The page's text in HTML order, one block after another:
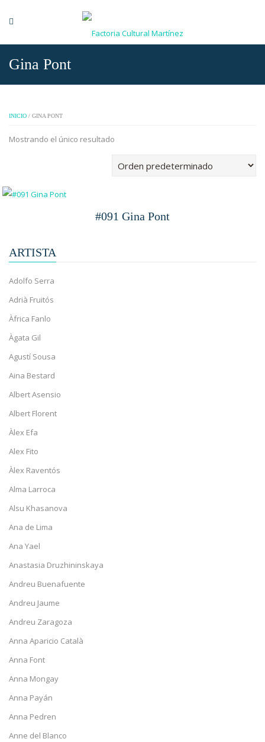
Gina Pont
INICIO / GINA PONT
Mostrando el único resultado
#091 Gina Pont
ARTISTA
Adolfo Serra
Adrià Fruitós
Àfrica Fanlo
Àgata Gil
Agustí Sousa
Aina Bestard
Albert Asensio
Albert Florent
Àlex Efa
Alex Fito
Àlex Raventós
Alma Larroca
Alsu Khasanova
Ana de Lima
Ana Yael
Anastasia Druzhininskaya
Andreu Buenafuente
Andreu Jaume
Andreu Zaragoza
Anna Aparicio Català
Anna Font
Anna Mongay
Anna Payán
Anna Pedren
Anne del Blanco